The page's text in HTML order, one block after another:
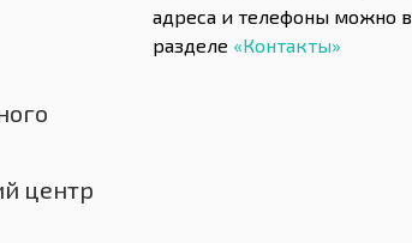
центр
адреса и телефоны можно в
разделе «Контакты»